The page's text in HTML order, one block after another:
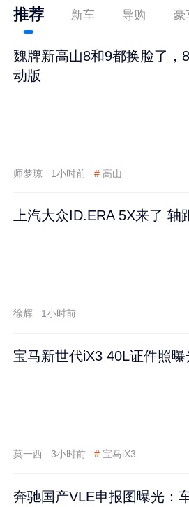
推荐 新车 导购 豪
魏牌新高山8和9都换脸了，
动版
师梦琼 1小时前 # 高山
上汽大众ID.ERA 5X来了
徐辉 1小时前
宝马新世代iX3 40L证件照
莫一西 3小时前 # 宝马iX3
奔驰国产VLE申报图曝光：